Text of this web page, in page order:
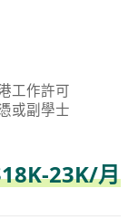
工作許可
或副學士
23K/月